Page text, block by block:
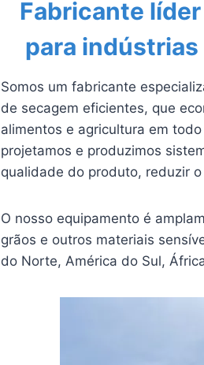
Fabricante
para
Somos um fabricante
de secagem eficientes, que
alimentos e agricultura em
projetamos e produzimos
qualidade do produto, reduzir
O nosso equipamento é
grãos e outros materiais
do Norte, América do Sul,